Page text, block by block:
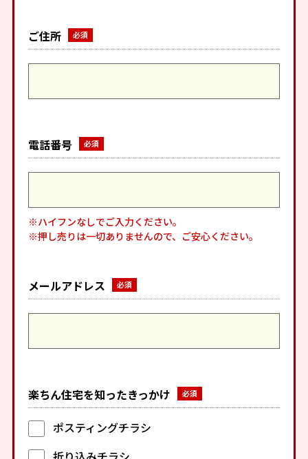
ご住所
電話番号
※ハイフンなしでご入力ください。
※押し売りは一切ありませんので、ご安心ください。
メールアドレス
楽ちん住宅を知ったきっかけ
ポスティングチラシ